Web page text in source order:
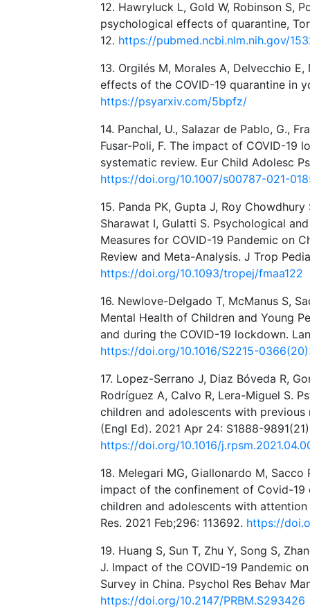
12. Hawryluck L, Gold W, Robinson S,
psychological effects of quarantine,
12. https://pubmed.ncbi.nlm.nih.gov/
13. Orgilés M, Morales A, Delvecchio
effects of the COVID-19 quarantine in
https://psyarxiv.com/5bpfz/
14. Panchal, U., Salazar de Pablo, G.,
Fusar-Poli, F. The impact of COVID-19
systematic review. Eur Child Adolesc
https://doi.org/10.1007/s00787-021-
15. Panda PK, Gupta J, Roy Chowdhury
Sharawat I, Gulatti S. Psychological
Measures for COVID-19 Pandemic on
Review and Meta-Analysis. J Trop
https://doi.org/10.1093/tropej/fmaa122
16. Newlove-Delgado T, McManus S,
Mental Health of Children and Young
and during the COVID-19 lockdown.
https://doi.org/10.1016/S2215-
17. Lopez-Serrano J, Diaz Bóveda R,
Rodríguez A, Calvo R, Lera-Miguel S.
children and adolescents with
(Engl Ed). 2021 Apr 24: S1888-
https://doi.org/10.1016/
18. Melegari MG, Giallonardo M,
impact of the confinement of Covid-
children and adolescents with
Res. 2021 Feb;296: 113692. https://
19. Huang S, Sun T, Zhu Y, Song S,
J. Impact of the COVID-19 Pandemic
Survey in China. Psychol Res Behav
https://doi.org/10.2147/PRBM.S293426